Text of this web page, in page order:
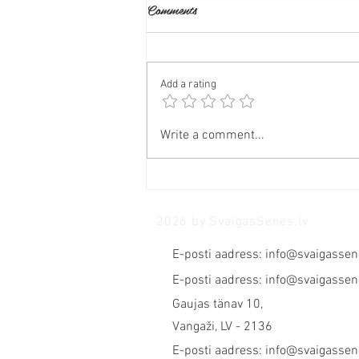
🍄 Tas nav mākonis, tā ir Ežu
dižadatene!
Comments
Add a rating
Write a comment...
E-posti aadress:
E-posti aadress:
Gaujas tänav 10,
Vangaži, LV - 2136
E-posti aadress: